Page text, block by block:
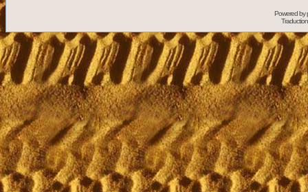
Powered by